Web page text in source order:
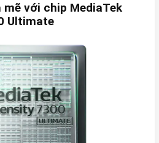
mẽ với chip MediaTek
Ultimate